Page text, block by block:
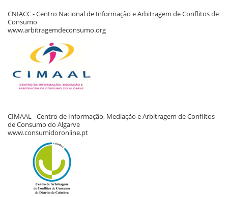
CNIACC - Centro Nacional de Informação e Arbitragem de Conflitos de
Consumo
www.arbitragemdeconsumo.org
CIMAAL - Centro de Informação, Mediação e Arbitragem de Conflitos
de Consumo do Algarve
www.consumidoronline.pt